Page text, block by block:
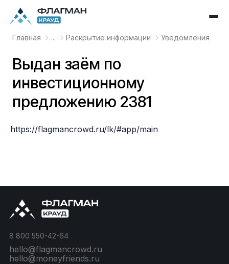
Главная ... Раскрытие информации Уведомления
Выдан заём по
инвестиционному
предложению 2381
https://flagmancrowd.ru/lk/#app/main
8 800 550-42-64
hello@flagmancrowd.ru
hello@moneyfriends.ru